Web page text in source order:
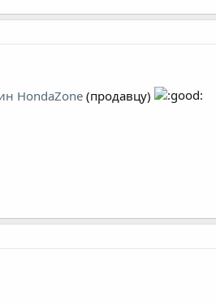
HondaZone (продавцу)